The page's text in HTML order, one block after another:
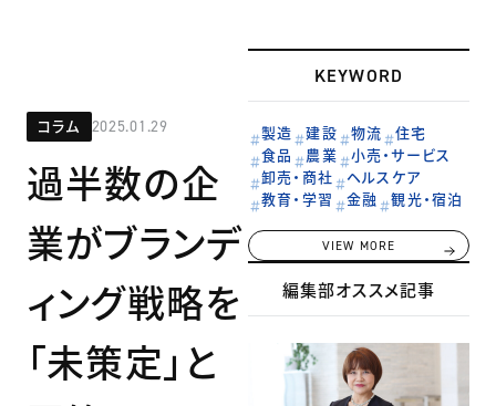
コラム 2025.01.29
過半数の企
業がブランデ
ィング戦略を
「未策定」と
KEYWORD
製造 建設 物流
住宅
食品
農業
小売・サービス
卸売・商社
ヘルスケア
教育・学習
金融 観光・宿泊
VIEW MORE
編集部オススメ記事